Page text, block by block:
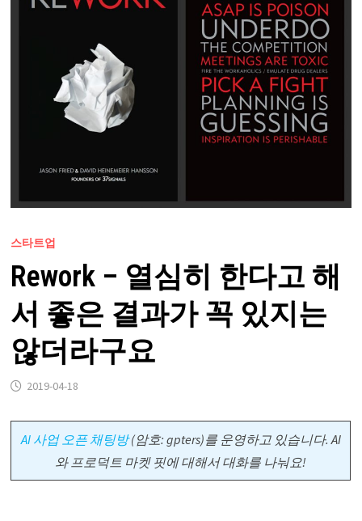
스타트업
Rework – 열심히 한다고 해
서 좋은 결과가 꼭 있지는
않더라구요
2019-04-18
AI 사업 오픈 채팅방(암호: gpters)를 운영하고 있습니다. AI
와 프로덕트 마켓 핏에 대해서 대화를 나눠요!